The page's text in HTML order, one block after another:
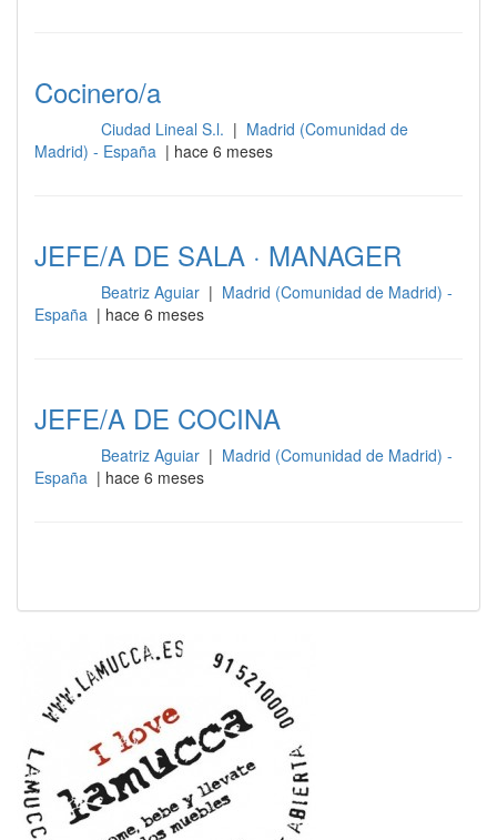
Cocinero/a
Ciudad Lineal S.l. | Madrid (Comunidad de
Madrid) - España | hace 6 meses
JEFE/A DE SALA · MANAGER
Beatriz Aguiar | Madrid (Comunidad de Madrid) -
España | hace 6 meses
JEFE/A DE COCINA
Beatriz Aguiar | Madrid (Comunidad de Madrid) -
España | hace 6 meses